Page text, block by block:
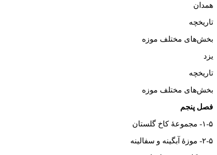
همدان
تاریخچه
بخش‌های مختلف موزه
یزد
تاریخچه
بخش‌های مختلف موزه
فصل پنجم
۱-۵- مجموعهٔ کاخ گلستان
۲-۵- موزهٔ آبگینه و سفالینه